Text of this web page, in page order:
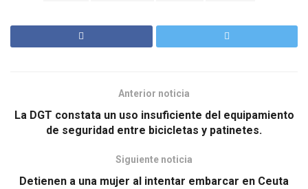
Anterior noticia
La DGT constata un uso insuficiente del equipamiento
de seguridad entre bicicletas y patinetes.
Siguiente noticia
Detienen a una mujer al intentar embarcar en Ceuta